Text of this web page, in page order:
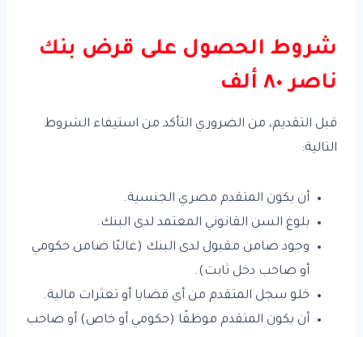
شروط الحصول على قرض بنك
ناصر ٨٠ ألف
قبل التقديم، من الضروري التأكد من استيفاء الشروط
التالية:
أن يكون المتقدم مصري الجنسية.
بلوغ السن القانوني المعتمد لدى البنك.
وجود ضامن مقبول لدى البنك (غالبًا ضامن حكومي
أو صاحب دخل ثابت).
خلو سجل المتقدم من أي قضايا أو تعثرات مالية.
أن يكون المتقدم موظفًا (حكومي أو خاص) أو صاحب